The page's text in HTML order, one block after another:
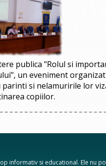
publica "Rolul si
un eveniment organizat
si nelamuririle lor
copiilor.
informativ si educational. Ele nu